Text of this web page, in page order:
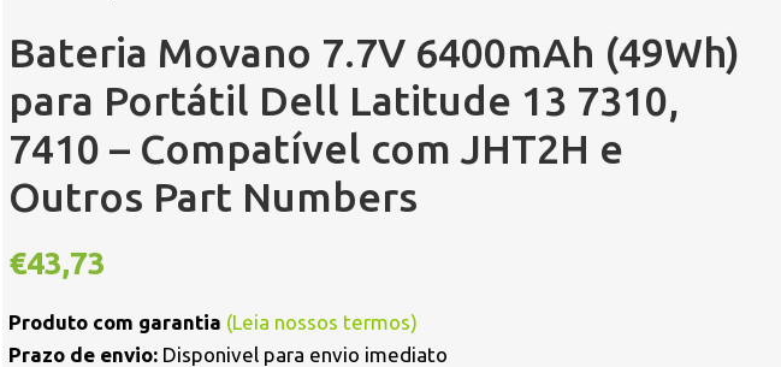
Bateria Movano 7.7V 6400mAh (49Wh)
para Portátil Dell Latitude 13 7310,
7410 – Compatível com JHT2H e
Outros Part Numbers
€43,73
Produto com garantia (Leia nossos termos)
Prazo de envio: Disponivel para envio imediato